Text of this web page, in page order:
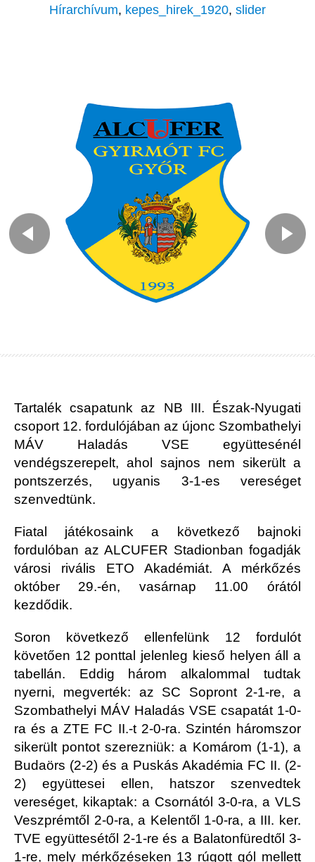
Hírarchívum, kepes_hirek_1920, slider
Tartalék csapatunk az NB III. Észak-Nyugati
csoport 12. fordulójában az újonc Szombathelyi
MÁV Haladás VSE együttesénél
vendégszerepelt, ahol sajnos nem sikerült a
pontszerzés, ugyanis 3-1-es vereséget
szenvedtünk.
Fiatal játékosaink a következő bajnoki
fordulóban az ALCUFER Stadionban fogadják
városi rivális ETO Akadémiát. A mérkőzés
október 29.-én, vasárnap 11.00 órától
kezdődik.
Soron következő ellenfelünk 12 fordulót
követően 12 ponttal jelenleg kieső helyen áll a
tabellán. Eddig három alkalommal tudtak
nyerni, megverték: az SC Sopront 2-1-re, a
Szombathelyi MÁV Haladás VSE csapatát 1-0-
ra és a ZTE FC II.-t 2-0-ra. Szintén háromszor
sikerült pontot szerezniük: a Komárom (1-1), a
Budaörs (2-2) és a Puskás Akadémia FC II. (2-
2) együttesei ellen, hatszor szenvedtek
vereséget, kikaptak: a Csornától 3-0-ra, a VLS
Veszprémtől 2-0-ra, a Kelentől 1-0-ra, a III. ker.
TVE együttesétől 2-1-re és a Balatonfüredtől 3-
1-re, mely mérkőzéseken 13 rúgott gól mellett